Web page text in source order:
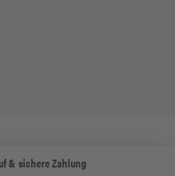
& sichere Zahlung